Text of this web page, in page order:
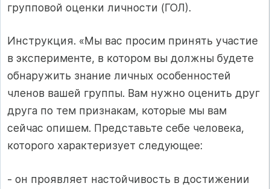
групповой оценки личности (ГОЛ).
Инструкция. «Мы вас просим принять участие
в эксперименте, в котором вы должны будете
обнаружить знание личных особенностей
членов вашей группы. Вам нужно оценить друг
друга по тем признакам, которые мы вам
сейчас опишем. Пред­ставьте себе человека,
которого характеризует следующее:
- он проявляет настойчивость в достижении